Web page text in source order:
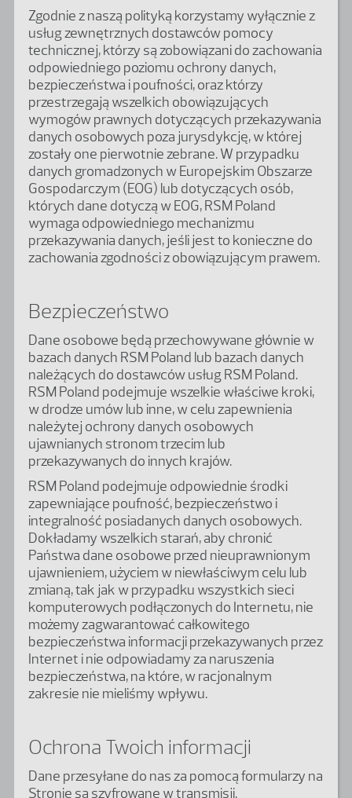
Zgodnie z naszą polityką korzystamy wyłącznie z
usług zewnętrznych dostawców pomocy
technicznej, którzy są zobowiązani do zachowania
odpowiedniego poziomu ochrony danych,
bezpieczeństwa i poufności, oraz którzy
przestrzegają wszelkich obowiązujących
wymogów prawnych dotyczących przekazywania
danych osobowych poza jurysdykcję, w której
zostały one pierwotnie zebrane. W przypadku
danych gromadzonych w Europejskim Obszarze
Gospodarczym (EOG) lub dotyczących osób,
których dane dotyczą w EOG, RSM Poland
wymaga odpowiedniego mechanizmu
przekazywania danych, jeśli jest to konieczne do
zachowania zgodności z obowiązującym prawem.
Bezpieczeństwo
Dane osobowe będą przechowywane głównie w
bazach danych RSM Poland lub bazach danych
należących do dostawców usług RSM Poland.
RSM Poland podejmuje wszelkie właściwe kroki,
w drodze umów lub inne, w celu zapewnienia
należytej ochrony danych osobowych
ujawnianych stronom trzecim lub
przekazywanych do innych krajów.
RSM Poland podejmuje odpowiednie środki
zapewniające poufność, bezpieczeństwo i
integralność posiadanych danych osobowych.
Dokładamy wszelkich starań, aby chronić
Państwa dane osobowe przed nieuprawnionym
ujawnieniem, użyciem w niewłaściwym celu lub
zmianą, tak jak w przypadku wszystkich sieci
komputerowych podłączonych do Internetu, nie
możemy zagwarantować całkowitego
bezpieczeństwa informacji przekazywanych przez
Internet i nie odpowiadamy za naruszenia
bezpieczeństwa, na które, w racjonalnym
zakresie nie mieliśmy wpływu.
Ochrona Twoich informacji
Dane przesyłane do nas za pomocą formularzy na
Stronie są szyfrowane w transmisji.